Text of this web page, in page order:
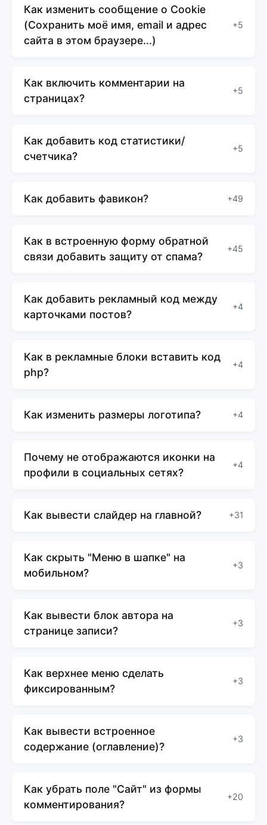
Как изменить сообщение о Cookie
(Сохранить моё имя, email и адрес
сайта в этом браузере...)
+5
Как включить комментарии на
страницах?
+5
Как добавить код статистики/
счетчика?
+5
Как добавить фавикон? +49
Как в встроенную форму обратной
связи добавить защиту от спама?
+45
Как добавить рекламный код между
карточками постов?
+4
Как в рекламные блоки вставить код
php?
+4
Как изменить размеры логотипа? +4
Почему не отображаются иконки на
профили в социальных сетях?
+4
Как вывести слайдер на главной? +31
Как скрыть "Меню в шапке" на
мобильном?
+3
Как вывести блок автора на
странице записи?
+3
Как верхнее меню сделать
фиксированным?
+3
Как вывести встроенное
содержание (оглавление)?
+3
Как убрать поле "Сайт" из формы
комментирования?
+20